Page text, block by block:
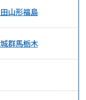
山形福島
群馬栃木